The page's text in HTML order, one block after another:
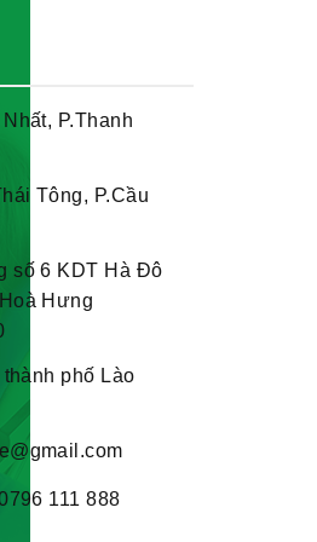
P.Thanh
Tông, P.Cầu
số 6 KDT Hà Đô
Hưng
phố Lào
111 888